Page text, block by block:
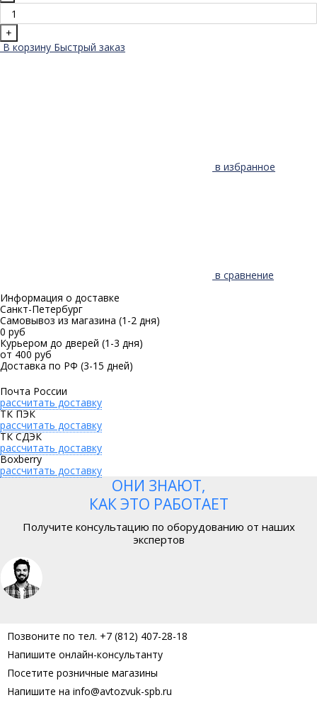
+
В корзину Быстрый заказ
в избранное
в сравнение
Информация о доставке
Санкт-Петербург
Самовывоз из магазина (1-2 дня)
0 руб
Курьером до дверей (1-3 дня)
от 400 руб
Доставка по РФ (3-15 дней)
Почта России
рассчитать доставку
ТК ПЭК
рассчитать доставку
ТК СДЭК
рассчитать доставку
Boxberry
рассчитать доставку
ОНИ ЗНАЮТ,
КАК ЭТО РАБОТАЕТ
Получите консультацию по оборудованию от наших
экспертов
Позвоните по тел. +7 (812) 407-28-18
Напишите онлайн-консультанту
Посетите розничные магазины
Напишите на info@avtozvuk-spb.ru